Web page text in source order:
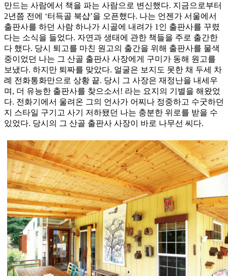
만드는 사람에서 책을 파는 사람으로 변신했다. 지금으로부터
2년쯤 전에 ‘터득골 북샵’을 오픈했다. 나는 언젠가 서울에서
출판사를 하던 사람 하나가 시골에 내려가 1인 출판사를 꾸렸
다는 소식을 들었다. 자연과 생태에 관한 책들을 주로 출간한
다 했다. 당시 퇴고를 마친 원고의 출간을 위해 출판사를 물색
중이었던 나는 그 산골 출판사 사장에게 구미가 동해 원고를
보냈다. 하지만 퇴짜를 맞았다. 얼굴은 보지도 못한 채 두세 차
례 전화통화만으로 상황 끝. 당시 그 사장은 재정난을 내세우
며, 더 유능한 출판사를 찾으소서! 라는 요지의 기별을 해왔었
다. 전화기에서 울려온 그의 언사가 어찌나 정중하고 수굿하던
지 스타일 구기고 사기 저하됐던 나는 충분한 위로를 받을 수
있었다. 당시의 그 산골 출판사 사장이 바로 나무선 씨다.